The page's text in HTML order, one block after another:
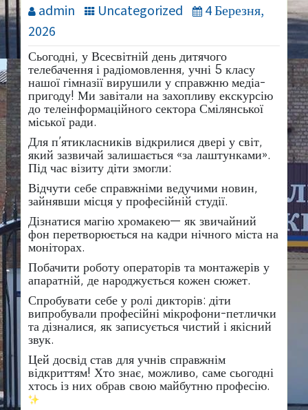
admin Uncategorized
4 Березня,
2026
Сьогодні, у Всесвітній день дитячого
телебачення і радіомовлення, учні 5 класу
нашої гімназії вирушили у справжню медіа-
пригоду! Ми завітали на захопливу екскурсію
до телеінформаційного сектора Смілянської
міської ради.
​Для п’ятикласників відкрилися двері у світ,
який зазвичай залишається «за лаштунками».
Під час візиту діти змогли:
​Відчути себе справжніми ведучими новин,
зайнявши місця у професійній студії.
​Дізнатися магію хромакею— як звичайний
фон перетворюється на кадри нічного міста на
моніторах.
​Побачити роботу операторів та монтажерів у
апаратній, де народжується кожен сюжет.
​Спробувати себе у ролі дикторів: діти
випробували професійні мікрофони-петлички
та дізналися, як записується чистий і якісний
звук.
​Цей досвід став для учнів справжнім
відкриттям! Хто знає, можливо, саме сьогодні
хтось із них обрав свою майбутню професію.